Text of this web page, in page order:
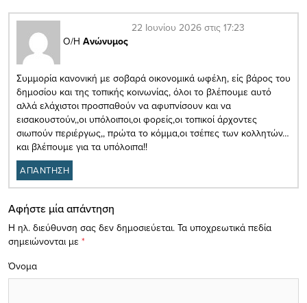
Ο/Η Ανώνυμος
22 Ιουνίου 2026 στις 17:23
Συμμορία κανονική με σοβαρά οικονομικά ωφέλη, είς βάρος του
δημοσίου και της τοπικής κοινωνίας, όλοι το βλέπουμε αυτό
αλλά ελάχιστοι προσπαθούν να αφυπνίσουν και να
εισακουστούν,,οι υπόλοιποι,οι φορείς,οι τοπικοί άρχοντες
σιωπούν περιέργως,, πρώτα το κόμμα,οι τσέπες των κολλητών…
και βλέπουμε για τα υπόλοιπα!!
ΑΠΑΝΤΗΣΗ
Αφήστε μία απάντηση
Η ηλ. διεύθυνση σας δεν δημοσιεύεται. Τα υποχρεωτικά πεδία
σημειώνονται με *
Όνομα